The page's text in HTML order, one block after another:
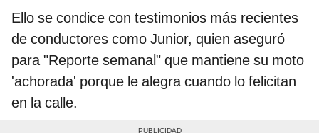
Ello se condice con testimonios más recientes
de conductores como Junior, quien aseguró
para "Reporte semanal" que mantiene su moto
'achorada' porque le alegra cuando lo felicitan
en la calle.